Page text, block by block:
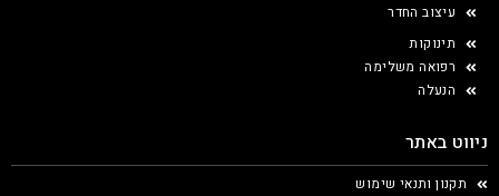
עיצוב החדר
תינוקות
רפואה משלימה
הנעלה
ניווט באתר
תקנון ותנאי שימוש